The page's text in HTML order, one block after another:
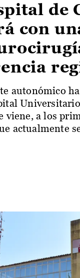
de
con
autonómico
Universitario
viene, a los
actualmente